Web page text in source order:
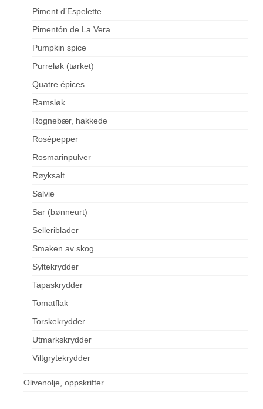
Piment d’Espelette
Pimentón de La Vera
Pumpkin spice
Purreløk (tørket)
Quatre épices
Ramsløk
Rognebær, hakkede
Rosépepper
Rosmarinpulver
Røyksalt
Salvie
Sar (bønneurt)
Selleriblader
Smaken av skog
Syltekrydder
Tapaskrydder
Tomatflak
Torskekrydder
Utmarkskrydder
Viltgrytekrydder
Olivenolje, oppskrifter